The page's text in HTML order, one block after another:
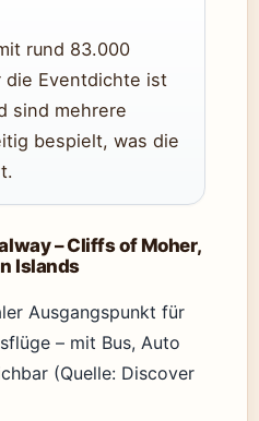
rund 83.000
die Eventdichte ist
sind mehrere
bespielt, was die
– Cliffs of Moher,
Islands
Ausgangspunkt für
– mit Bus, Auto
(Quelle: Discover